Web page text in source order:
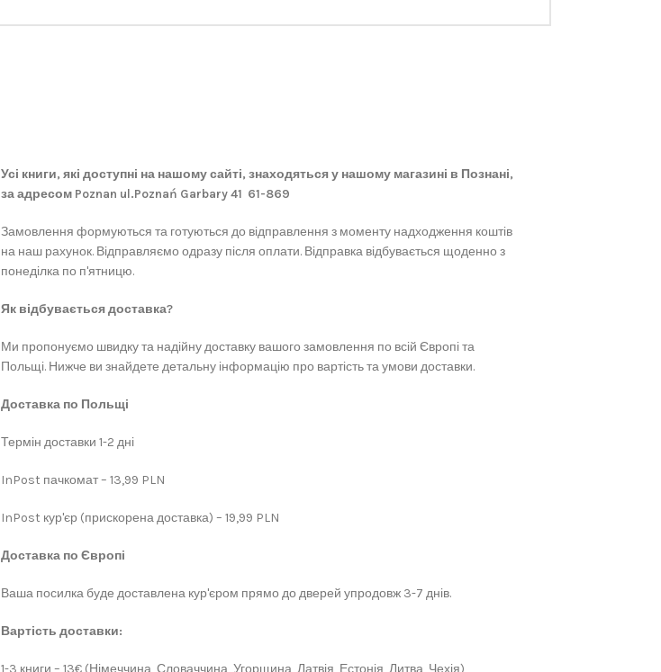
Усі книги, які доступні на нашому сайті, знаходяться у нашому магазині в Познані,
за адресом Poznan ul.Poznań Garbary 41 61-869
Замовлення формуються та готуються до відправлення з моменту надходження коштів
на наш рахунок. Відправляємо одразу після оплати. Відправка відбувається щоденно з
понеділка по п'ятницю.
Як відбувається доставка?
Ми пропонуємо швидку та надійну доставку вашого замовлення по всій Європі та
Польщі. Нижче ви знайдете детальну інформацію про вартість та умови доставки.
Доставка по Польщі
Термін доставки 1-2 дні
InPost пачкомат – 13,99 PLN
InPost кур'єр (прискорена доставка) – 19,99 PLN
Доставка по Європі
Ваша посилка буде доставлена кур'єром прямо до дверей упродовж 3-7 днів.
Вартість доставки:
1-3 книги – 13€ (Німеччина, Словаччина, Угорщина, Латвія, Естонія, Литва, Чехія)